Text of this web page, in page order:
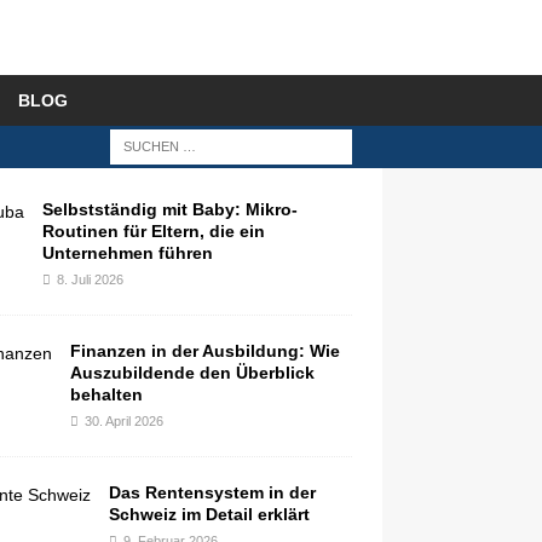
BLOG
Selbstständig mit Baby: Mikro-
Routinen für Eltern, die ein
Unternehmen führen
8. Juli 2026
Finanzen in der Ausbildung: Wie
Auszubildende den Überblick
behalten
30. April 2026
Das Rentensystem in der
Schweiz im Detail erklärt